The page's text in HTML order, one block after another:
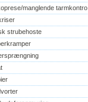
manglende tarmkontrol
strubehoste